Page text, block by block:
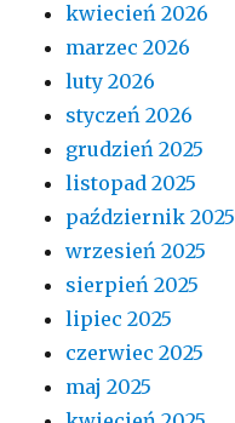
kwiecień 2026
marzec 2026
luty 2026
styczeń 2026
grudzień 2025
listopad 2025
październik 2025
wrzesień 2025
sierpień 2025
lipiec 2025
czerwiec 2025
maj 2025